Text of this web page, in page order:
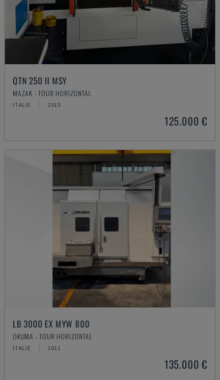
QTN 250 II MSY
MAZAK - TOUR HORIZONTAL
ITALIE 2015
125.000 €
LB 3000 EX MYW 800
OKUMA - TOUR HORIZONTAL
ITALIE 2011
135.000 €